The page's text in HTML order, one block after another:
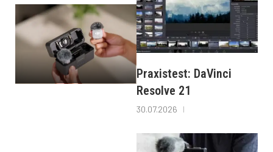
Praxistest: DaVinci
Resolve 21
30.07.2026